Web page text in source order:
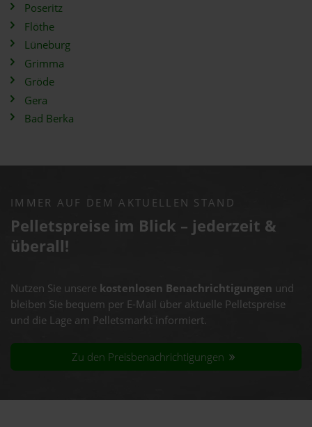
Poseritz
Flöthe
Lüneburg
Grimma
Gröde
Gera
Bad Berka
IMMER AUF DEM AKTUELLEN STAND
Pelletspreise im Blick – jederzeit &
überall!
Nutzen Sie unsere kostenlosen Benachrichtigungen und
bleiben Sie bequem per E-Mail über aktuelle Pelletspreise
und die Lage am Pelletsmarkt informiert.
Zu den Preisbenachrichtigungen